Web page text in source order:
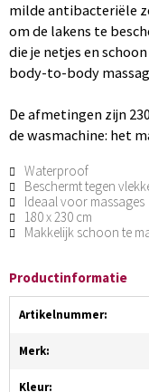
milde antibacteriële
om de lakens te
die je netjes en
body-to-body
De afmetingen zijn
de wasmachine: het
Waterproof
Beschermt tegen
Ideaal voor massages
180 x 230 cm
Makkelijk schoon te
Productinformatie
Artikelnummer:
Merk:
Kleur: